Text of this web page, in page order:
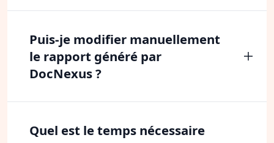
Puis-je modifier manuellement
le rapport généré par
DocNexus ?
Quel est le temps nécessaire